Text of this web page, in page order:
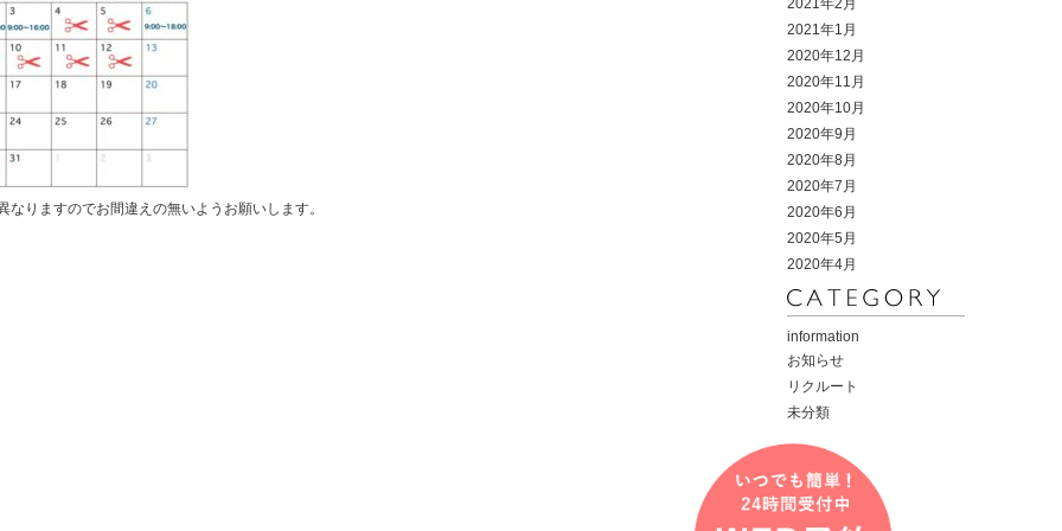
なりますのでお間違えの無いようお願いします。
2021年1月
2020年12月
2020年11月
2020年10月
2020年9月
2020年8月
2020年7月
2020年6月
2020年5月
2020年4月
information
お知らせ
リクルート
未分類